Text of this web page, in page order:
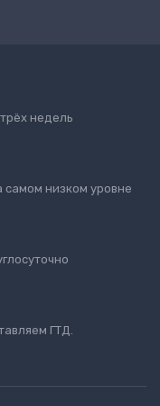
недель
низком уровне
ГТД.